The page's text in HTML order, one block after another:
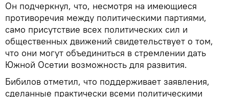
Он подчеркнул, что, несмотря на имеющиеся
противоречия между политическими партиями,
само присутствие всех политических сил и
общественных движений свидетельствует о том,
что они могут объединиться в стремлении дать
Южной Осетии возможность для развития.
Бибилов отметил, что поддерживает заявления,
сделанные практически всеми политическими